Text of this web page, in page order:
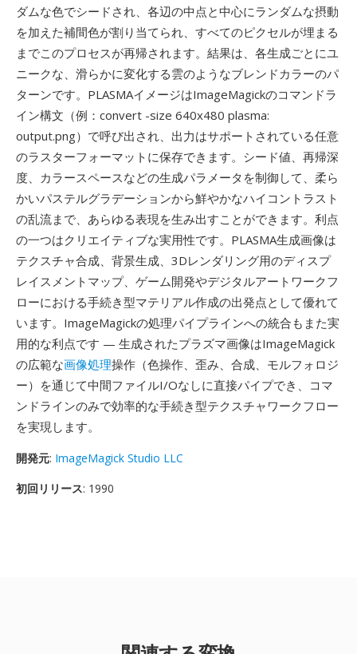
ダムな色でシードされ、各辺の中点と中心にランダムな摂動
を加えた補間色が割り当てられ、すべてのピクセルが埋まる
までこのプロセスが再帰されます。結果は、各生成ごとにユ
ニークな、滑らかに変化する雲のようなブレンドカラーのパ
ターンです。PLASMAイメージはImageMagickのコマンドラ
イン構文（例：convert -size 640x480 plasma:
output.png）で呼び出され、出力はサポートされている任意
のラスターフォーマットに保存できます。シード値、再帰深
度、カラースペースなどの生成パラメータを制御して、柔ら
かいパステルグラデーションから鮮やかなハイコントラスト
の乱流まで、あらゆる表現を生み出すことができます。利点
の一つはクリエイティブな実用性です。PLASMA生成画像は
テクスチャ合成、背景生成、3Dレンダリング用のディスプ
レイスメントマップ、ゲーム開発やデジタルアートワークフ
ローにおける手続き型マテリアル作成の出発点として優れて
います。ImageMagickの処理パイプラインへの統合もまた実
用的な利点です — 生成されたプラズマ画像はImageMagick
の広範な画像処理操作（色操作、歪み、合成、モルフォロジ
ー）を通じて中間ファイルI/Oなしに直接パイプでき、コマ
ンドラインのみで効率的な手続き型テクスチャワークフロー
を実現します。
開発元: ImageMagick Studio LLC
初回リリース: 1990